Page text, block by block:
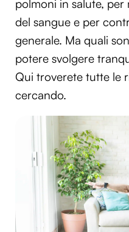
polmoni in salute,
del sangue e per
generale. Ma quali
potere svolgere
Qui troverete tutte le
cercando.